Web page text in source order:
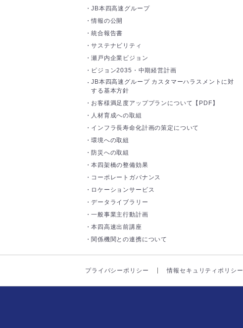
JB本四高速グループ
情報の公開
統合報告書
サステナビリティ
瀬戸内企業ビジョン
ビジョン2035・中期経営計画
JB本四高速グループ カスタマーハラスメントに対
する基本方針
お客様満足度アッププランについて【PDF】
人材育成への取組
インフラ長寿命化計画の策定について
環境への取組
防災への取組
本四架橋の整備効果
コーポレートガバナンス
ロケーションサービス
データライブラリー
一般事業主行動計画
本四高速出前講座
関係機関との連携について
プライバシーポリシー 情報セキュリティポリシー